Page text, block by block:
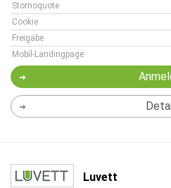
Stornoquote
Cookie
Freigabe
Mobil-Landingpage
Luvett